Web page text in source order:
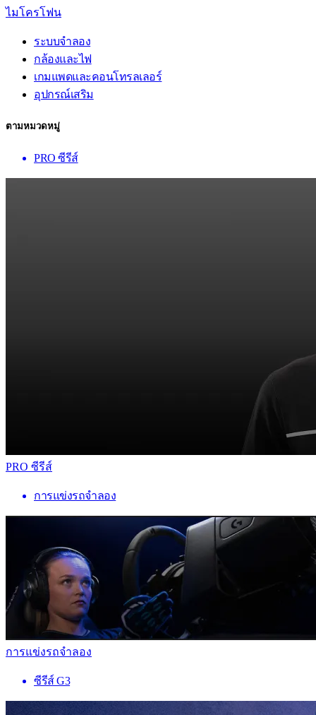
ไมโครโฟน
ระบบจำลอง
กล้องและไฟ
เกมแพดและคอนโทรลเลอร์
อุปกรณ์เสริม
ตามหมวดหมู่
PRO ซีรีส์
PRO ซีรีส์
การแข่งรถจำลอง
การแข่งรถจำลอง
ซีรีส์ G3